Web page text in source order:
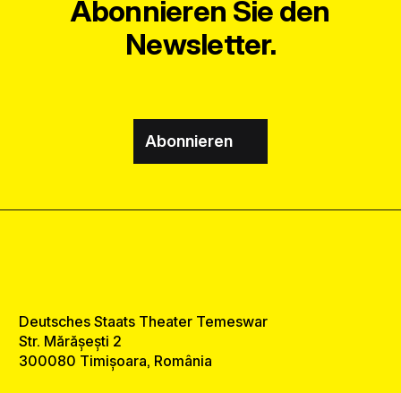
Abonnieren Sie den
Newsletter.
Abonnieren
Deutsches Staats Theater Temeswar
Str. Mărășești 2
300080 Timișoara, România